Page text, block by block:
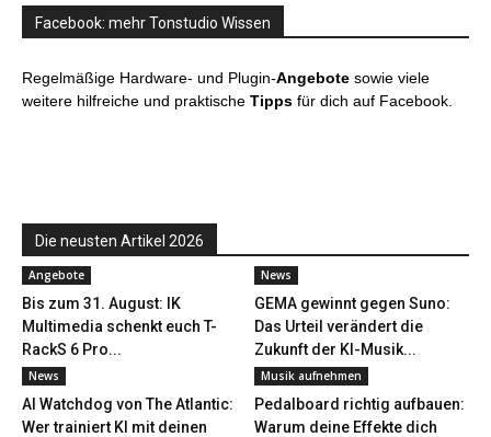
Facebook: mehr Tonstudio Wissen
Regelmäßige Hardware- und Plugin-Angebote sowie viele
weitere hilfreiche und praktische Tipps für dich auf Facebook.
Die neusten Artikel 2026
Angebote
Bis zum 31. August: IK
Multimedia schenkt euch T-
RackS 6 Pro...
News
GEMA gewinnt gegen Suno:
Das Urteil verändert die
Zukunft der KI-Musik...
News
AI Watchdog von The Atlantic:
Wer trainiert KI mit deinen
Musik aufnehmen
Pedalboard richtig aufbauen:
Warum deine Effekte dich